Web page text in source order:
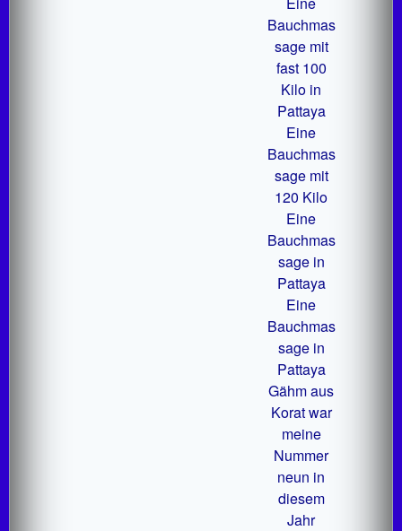
Bauchmas
sage mit
fast 100
Kilo in
Pattaya
Eine
Bauchmas
sage mit
120 Kilo
Eine
Bauchmas
sage in
Pattaya
Eine
Bauchmas
sage in
Pattaya
Gähm aus
Korat war
meine
Nummer
neun in
diesem
Jahr